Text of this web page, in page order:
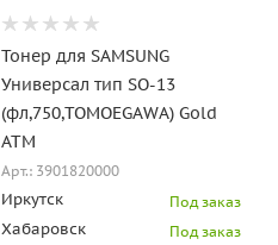
Тонер для SAMSUNG
Универсал тип SO-13
(фл,750,TOMOEGAWA) Gold
ATM
Арт.: 3901820000
Иркутск Под заказ
Хабаровск Под заказ